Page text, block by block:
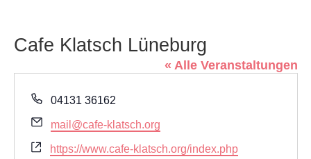
Cafe Klatsch Lüneburg
« Alle Veranstaltungen
Telefon
04131 36162
Email
mail@cafe-klatsch.org
Webseite
https://www.cafe-klatsch.org/index.php